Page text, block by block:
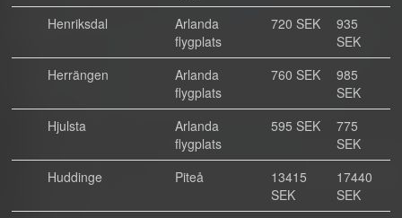
Henriksdal
Arlanda
flygplats
720 SEK
935
SEK
Herrängen
Arlanda
flygplats
760 SEK
985
SEK
Hjulsta
Arlanda
flygplats
595 SEK
775
SEK
Huddinge
Piteå
13415
SEK
17440
SEK